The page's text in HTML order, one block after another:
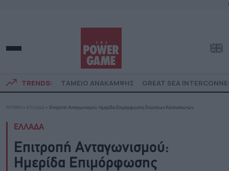
TRENDS: ΤΑΜΕΙΟ ΑΝΑΚΑΜΨΗΣ GREAT SEA
ΑΡΧΙΚΗ » ΕΛΛΑΔΑ » Επιτροπή Ανταγωνισμού: Ημερίδα Επιμόρφωσης Ενώσεων Καταναλωτών
ΕΛΛΑΔΑ
Επιτροπή Ανταγωνισμού:
Ημερίδα Επιμόρφωσης